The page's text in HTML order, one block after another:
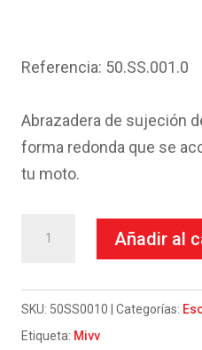
Referencia: 50.SS.001.0
Abrazadera de sujeción
forma redonda que se
tu moto.
para
escape
Añadir al
SKU: 50SS0010 Categorías:
Etiqueta: Mivv